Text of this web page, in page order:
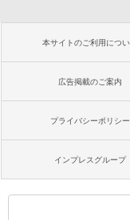
本サイトのご利用につ
広告掲載のご案内
プライバシーポリシー
インプレスグループ